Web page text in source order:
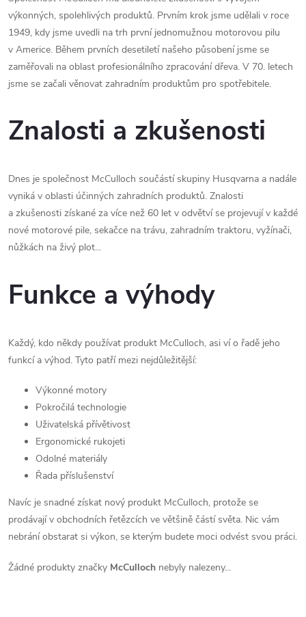
výkonných, spolehlivých produktů. Prvním krok jsme udělali v roce
1949, kdy jsme uvedli na trh první jednomužnou motorovou pilu
v Americe. Během prvních desetiletí našeho působení jsme se
zaměřovali na oblast profesionálního zpracování dřeva. V 70. letech
jsme se začali věnovat zahradním produktům pro spotřebitele.
Znalosti a zkušenosti
Dnes je společnost McCulloch součástí skupiny Husqvarna a nadále
vyniká v oblasti účinných zahradních produktů. Znalosti
a zkušenosti získané za více než 60 let v odvětví se projevují v každé
nové motorové pile, sekačce na trávu, zahradním traktoru, vyžínači,
nůžkách na živý plot...
Funkce a výhody
Každý, kdo někdy používat produkt McCulloch, asi ví o řadě jeho
funkcí a výhod. Tyto patří mezi nejdůležitější:
Výkonné motory
Pokročilá technologie
Uživatelská přívětivost
Ergonomické rukojeti
Odolné materiály
Řada příslušenství
Navíc je snadné získat nový produkt McCulloch, protože se
prodávají v obchodních řetězcích ve většině částí světa. Nic vám
nebrání obstarat si výkon, se kterým budete moci odvést svou práci.
Žádné produkty značky McCulloch nebyly nalezeny...